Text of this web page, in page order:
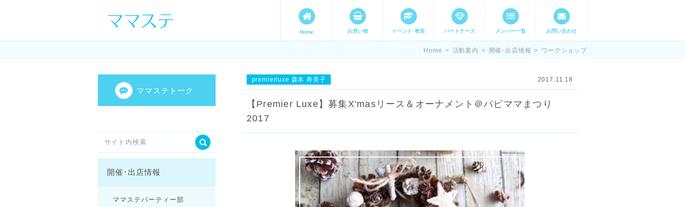
ママの才能発信します。 手づくり表現ステージ ママステ スキル・
Home お買い物 イベント･教室 パートナーズ メンバー一覧 お問い合わせ
Home > 活動案内 > 開催･出店情報 > ワークショップ
premierluxe 森本 寿美子 2017.11.18
【Premier Luxe】募集X'masリース＆オーナメント＠パピママまつり
2017
ママステトーク
開催･出店情報
ママステパーティー部